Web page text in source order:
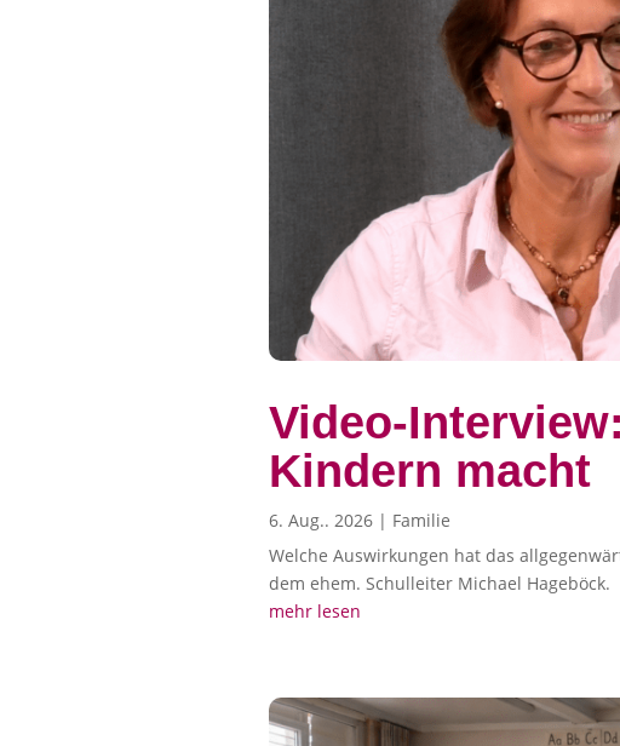
Video-
Kindern macht
6. Aug.. 2026 | Familie
Welche Auswirkungen hat das
dem ehem. Schulleiter Michael Hageböck.
mehr lesen